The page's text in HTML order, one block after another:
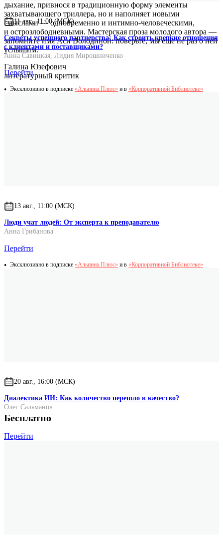
дыхание, привнося в традиционную форму элементы
захватывающего триллера, но и наполняет новыми
смыслами — одновременно и интимно-человеческими,
и острозлободневными. Мастерская проза молодого автора —
запомните имя Аси Володиной: поверьте, мы еще не раз о ней
услышим.
Галина Юзефович
литературный критик
11 авг., 11:00 (МСК)
Секреты успешного партнерства: Как строить крепкие отношения
с клиентами и поставщиками?
Анна Савицкая, Лидия Мирошниченко
Перейти
Эксклюзивно в подписке «Альпина.Плюс» и в «Корпоративной Библиотеке»
13 авг., 11:00 (МСК)
Люди учат людей: От эксперта к преподавателю
Анна Грибанова
Перейти
Эксклюзивно в подписке «Альпина.Плюс» и в «Корпоративной Библиотеке»
20 авг., 16:00 (МСК)
Диалектика ИИ: Как количество перешло в качество?
Олег Сальманов
Бесплатно
Перейти